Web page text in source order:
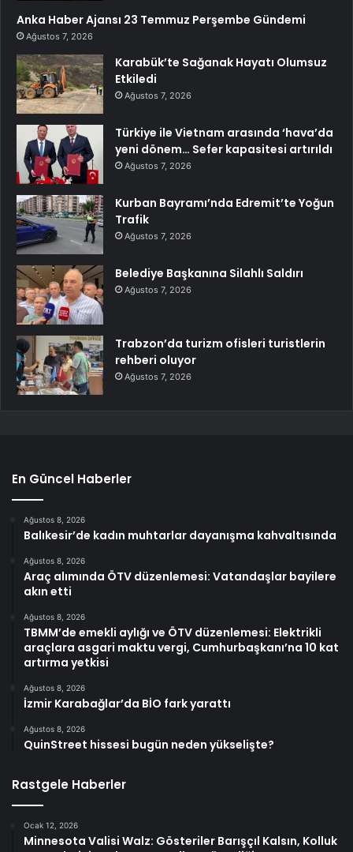
Anka Haber Ajansı 23 Temmuz Perşembe Gündemi
Ağustos 7, 2026
Karabük’te Sağanak Hayatı Olumsuz
Etkiledi
Ağustos 7, 2026
Türkiye ile Vietnam arasında ‘hava’da
yeni dönem… Sefer kapasitesi artırıldı
Ağustos 7, 2026
Kurban Bayramı’nda Edremit’te Yoğun
Trafik
Ağustos 7, 2026
Belediye Başkanına Silahlı Saldırı
Ağustos 7, 2026
Trabzon’da turizm ofisleri turistlerin
rehberi oluyor
Ağustos 7, 2026
En Güncel Haberler
Ağustos 8, 2026
Balıkesir’de kadın muhtarlar dayanışma kahvaltısında
Ağustos 8, 2026
Araç alımında ÖTV düzenlemesi: Vatandaşlar bayilere
akın etti
Ağustos 8, 2026
TBMM’de emekli aylığı ve ÖTV düzenlemesi: Elektrikli
araçlara asgari maktu vergi, Cumhurbaşkanı’na 10 kat
artırma yetkisi
Ağustos 8, 2026
İzmir Karabağlar’da BİO fark yarattı
Ağustos 8, 2026
QuinStreet hissesi bugün neden yükselişte?
Rastgele Haberler
Ocak 12, 2026
Minnesota Valisi Walz: Gösteriler Barışçıl Kalsın, Kolluk